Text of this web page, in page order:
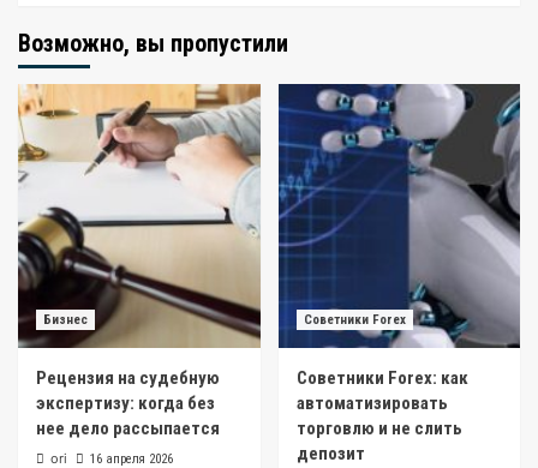
Возможно, вы пропустили
Бизнес
Рецензия на судебную
экспертизу: когда без
нее дело рассыпается
ori 16 апреля 2026
Советники Forex
Советники Forex: как
автоматизировать
торговлю и не слить
депозит